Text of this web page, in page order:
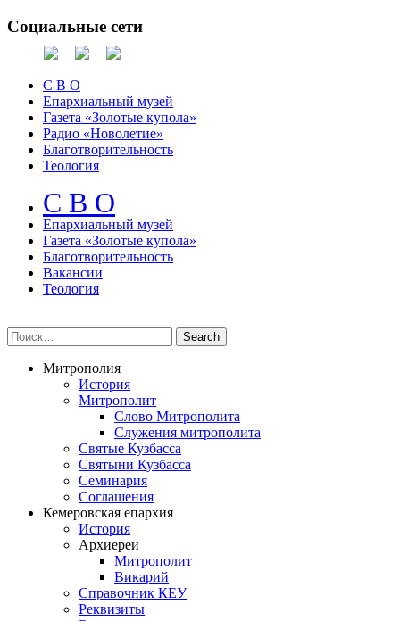
Социальные сети
С В О
Епархиальный музей
Газета «Золотые купола»
Радио «Новолетие»
Благотворительность
Теология
С В О
Епархиальный музeй
Газета «Золотые купола»
Благотворительность
Вакансии
Теология
Митрополия
История
Митрополит
Слово Митрополита
Служения митрополита
Святые Кузбасса
Святыни Кузбасса
Семинария
Соглашения
Кемеровская епархия
История
Архиереи
Митрополит
Викарий
Справочник КЕУ
Реквизиты